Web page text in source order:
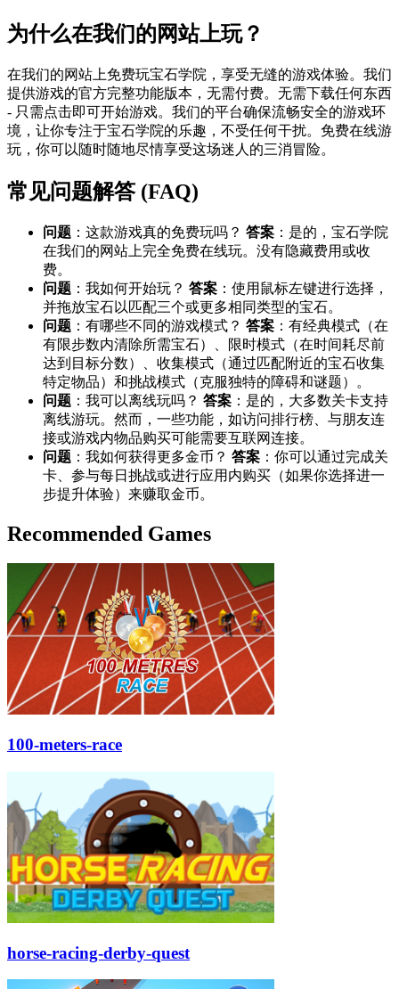
为什么在我们的网站上玩？
在我们的网站上免费玩宝石学院，享受无缝的游戏体验。我们
提供游戏的官方完整功能版本，无需付费。无需下载任何东西
- 只需点击即可开始游戏。我们的平台确保流畅安全的游戏环
境，让你专注于宝石学院的乐趣，不受任何干扰。免费在线游
玩，你可以随时随地尽情享受这场迷人的三消冒险。
常见问题解答 (FAQ)
问题 ：这款游戏真的免费玩吗？ 答案 ：是的，宝石学院
在我们的网站上完全免费在线玩。没有隐藏费用或收
费。
问题 ：我如何开始玩？ 答案 ：使用鼠标左键进行选择，
并拖放宝石以匹配三个或更多相同类型的宝石。
问题 ：有哪些不同的游戏模式？ 答案 ：有经典模式（在
有限步数内清除所需宝石）、限时模式（在时间耗尽前
达到目标分数）、收集模式（通过匹配附近的宝石收集
特定物品）和挑战模式（克服独特的障碍和谜题）。
问题 ：我可以离线玩吗？ 答案 ：是的，大多数关卡支持
离线游玩。然而，一些功能，如访问排行榜、与朋友连
接或游戏内物品购买可能需要互联网连接。
问题 ：我如何获得更多金币？ 答案 ：你可以通过完成关
卡、参与每日挑战或进行应用内购买（如果你选择进一
步提升体验）来赚取金币。
Recommended Games
100-meters-race
horse-racing-derby-quest